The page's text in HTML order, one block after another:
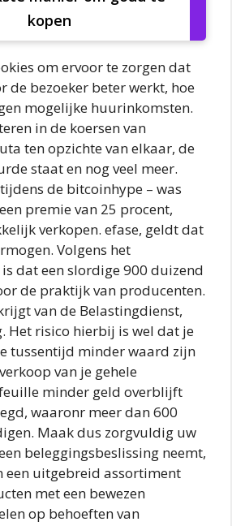
kopen
om ervoor te zorgen dat
de bezoeker beter werkt, hoe
mogelijke huurinkomsten.
in de koersen van
ten opzichte van elkaar, de
staat en nog veel meer.
de bitcoinhype – was
premie van 25 procent,
verkopen. efase, geldt dat
Volgens het
dat een slordige 900 duizend
de praktijk van producenten.
van de Belastingdienst,
Het risico hierbij is wel dat je
tussentijd minder waard zijn
van je gehele
minder geld overblijft
waaronr meer dan 600
Maak dus zorgvuldig uw
beleggingsbeslissing neemt,
een uitgebreid assortiment
met een bewezen
op behoeften van